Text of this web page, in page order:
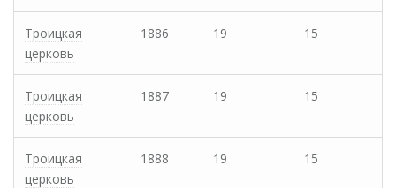
Троицкая
церковь
1886 19 15
Троицкая
церковь
1887 19 15
Троицкая
церковь
1888 19 15